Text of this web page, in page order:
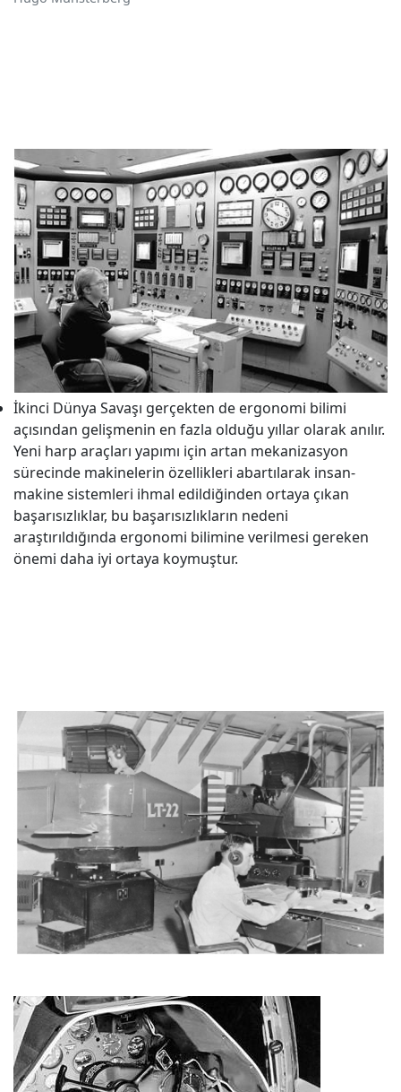
İkinci Dünya Savaşı gerçekten de ergonomi bilimi
açısından gelişmenin en fazla olduğu yıllar olarak anılır.
Yeni harp araçları yapımı için artan mekanizasyon
sürecinde makinelerin özellikleri abartılarak insan-
makine sistemleri ihmal edildiğinden ortaya çıkan
başarısızlıklar, bu başarısızlıkların nedeni
araştırıldığında ergonomi bilimine verilmesi gereken
önemi daha iyi ortaya koymuştur.